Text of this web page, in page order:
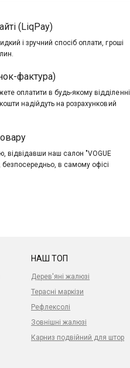
(LiqPay)
і зручний спосіб оплати, гроші
фактура)
оплатити в будь-якому відділенні
надійдуть на розрахунковий
відвідавши наш салон "VOGUE
безпосередньо, в самому офісі
НАШ ТОП
Дерев'яні жалюзі
Терасні маркізи
Рефлексолі
Зовнішні жалюзі
Карниз подвійний для штор